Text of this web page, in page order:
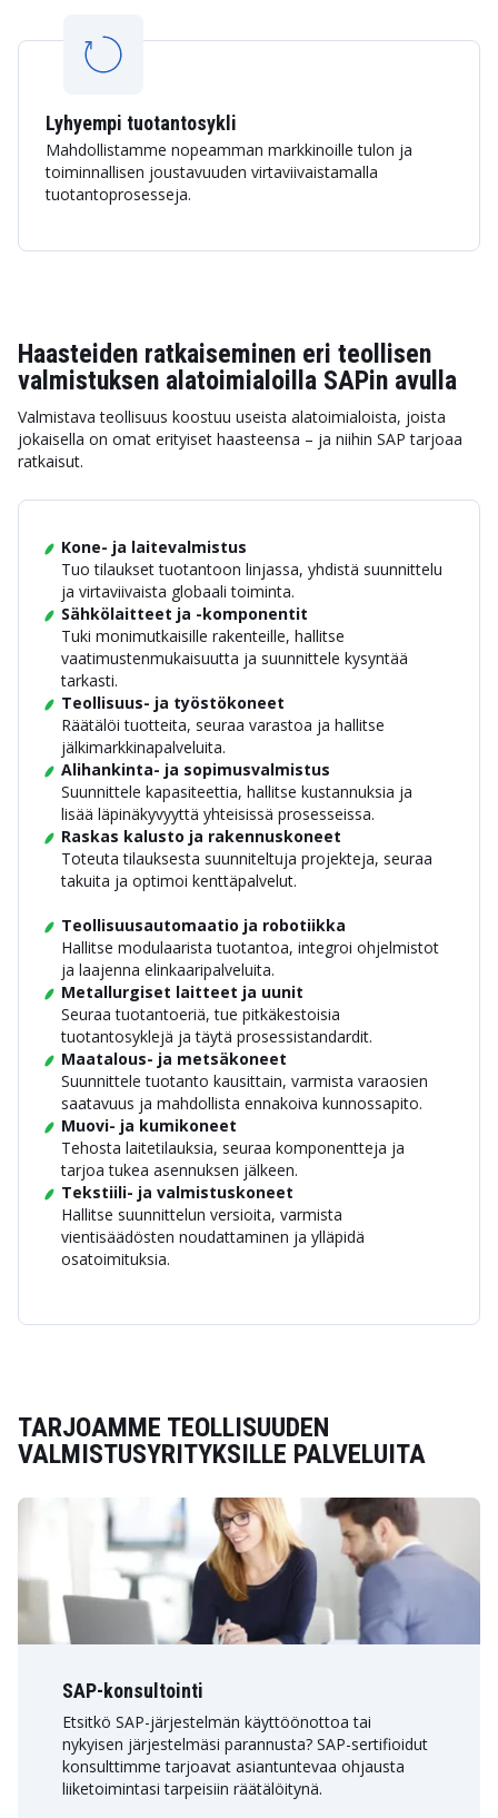
Lyhyempi tuotantosykli
Mahdollistamme nopeamman markkinoille tulon ja
toiminnallisen joustavuuden virtaviivaistamalla
tuotantoprosesseja.
Haasteiden ratkaiseminen eri teollisen
valmistuksen alatoimialoilla SAPin avulla
Valmistava teollisuus koostuu useista alatoimialoista, joista
jokaisella on omat erityiset haasteensa – ja niihin SAP tarjoaa
ratkaisut.
Kone- ja laitevalmistus
Tuo tilaukset tuotantoon linjassa, yhdistä suunnittelu
ja virtaviivaista globaali toiminta.
Sähkölaitteet ja -komponentit
Tuki monimutkaisille rakenteille, hallitse
vaatimustenmukaisuutta ja suunnittele kysyntää
tarkasti.
Teollisuus- ja työstökoneet
Räätälöi tuotteita, seuraa varastoa ja hallitse
jälkimarkkinapalveluita.
Alihankinta- ja sopimusvalmistus
Suunnittele kapasiteettia, hallitse kustannuksia ja
lisää läpinäkyvyyttä yhteisissä prosesseissa.
Raskas kalusto ja rakennuskoneet
Toteuta tilauksesta suunniteltuja projekteja, seuraa
takuita ja optimoi kenttäpalvelut.
Teollisuusautomaatio ja robotiikka
Hallitse modulaarista tuotantoa, integroi ohjelmistot
ja laajenna elinkaaripalveluita.
Metallurgiset laitteet ja uunit
Seuraa tuotantoeriä, tue pitkäkestoisia
tuotantosyklejä ja täytä prosessistandardit.
Maatalous- ja metsäkoneet
Suunnittele tuotanto kausittain, varmista varaosien
saatavuus ja mahdollista ennakoiva kunnossapito.
Muovi- ja kumikoneet
Tehosta laitetilauksia, seuraa komponentteja ja
tarjoa tukea asennuksen jälkeen.
Tekstiili- ja valmistuskoneet
Hallitse suunnittelun versioita, varmista
vientisäädösten noudattaminen ja ylläpidä
osatoimituksia.
TARJOAMME TEOLLISUUDEN
VALMISTUSYRITYKSILLE PALVELUITA
SAP-konsultointi
Etsitkö SAP-järjestelmän käyttöönottoa tai
nykyisen järjestelmäsi parannusta? SAP-sertifioidut
konsulttimme tarjoavat asiantuntevaa ohjausta
liiketoimintasi tarpeisiin räätälöitynä.